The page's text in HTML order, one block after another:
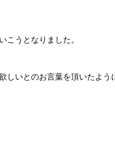
こうとなりました。
いとのお言葉を頂いたよ